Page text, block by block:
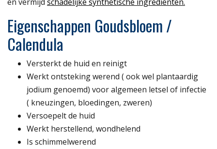
Eigenschappen Goudsbloem /
Calendula
Versterkt de huid en reinigt
Werkt ontsteking werend ( ook wel plantaardig
jodium genoemd) voor algemeen letsel of infectie
( kneuzingen, bloedingen, zweren)
Versoepelt de huid
Werkt herstellend, wondhelend
Is schimmelwerend